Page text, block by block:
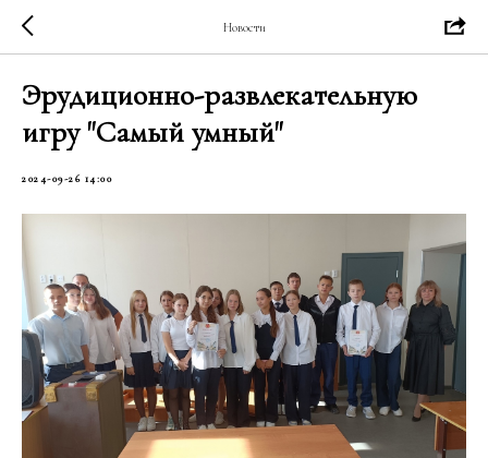
Новости
Эрудиционно-развлекательную
игру "Самый умный"
2024-09-26 14:00